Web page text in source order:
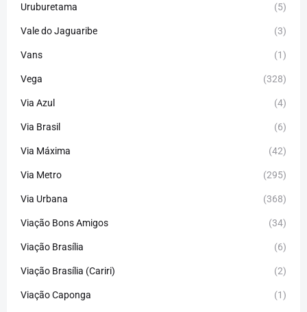
Uruburetama (5)
Vale do Jaguaribe (3)
Vans (1)
Vega (328)
Via Azul (4)
Via Brasil (6)
Via Máxima (42)
Via Metro (295)
Via Urbana (368)
Viação Bons Amigos (34)
Viação Brasília (6)
Viação Brasília (Cariri) (2)
Viação Caponga (1)